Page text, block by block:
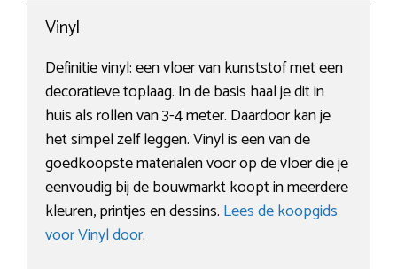
Vinyl
Definitie vinyl: een vloer van kunststof met een
decoratieve toplaag. In de basis haal je dit in
huis als rollen van 3-4 meter. Daardoor kan je
het simpel zelf leggen. Vinyl is een van de
goedkoopste materialen voor op de vloer die je
eenvoudig bij de bouwmarkt koopt in meerdere
kleuren, printjes en dessins. Lees de koopgids
voor Vinyl door.